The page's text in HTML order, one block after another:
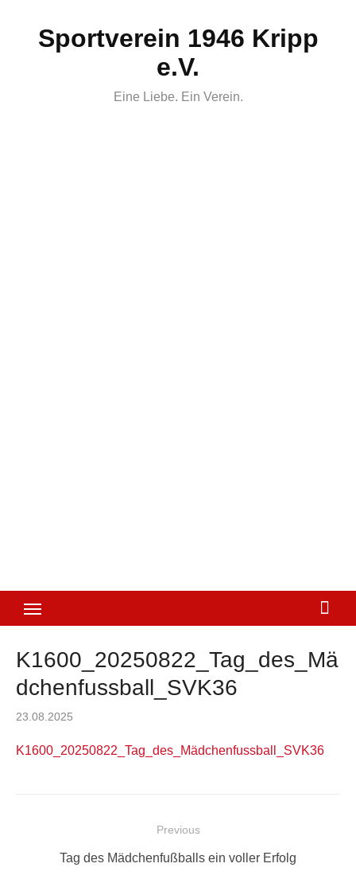
Sportverein 1946 Kripp
e.V.
Eine Liebe. Ein Verein.
K1600_20250822_Tag_des_Mä
dchenfussball_SVK36
Posted
23.08.2025
K1600_20250822_Tag_des_Mädchenfussball_SVK36
Beitragsnavigation
Previous
Previous
Tag des Mädchenfußballs ein voller Erfolg